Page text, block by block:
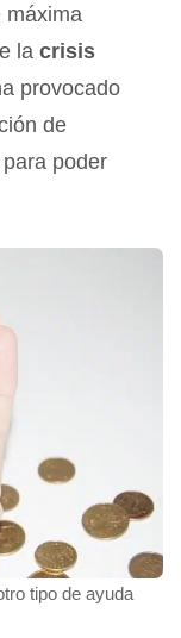
máxima
la crisis
provocado
de
poder
tipo de ayuda